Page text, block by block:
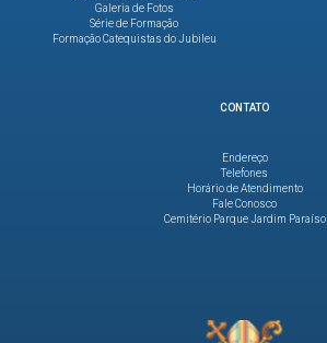
Galeria de Fotos
Série de Formação
Formação Catequistas do Jubileu
CONTATO
Endereço
Telefones
Horário de Atendimento
Fale Conosco
Cemitério Parque Jardim Paraíso